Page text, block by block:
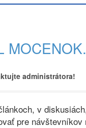
administrátora!
v
pre